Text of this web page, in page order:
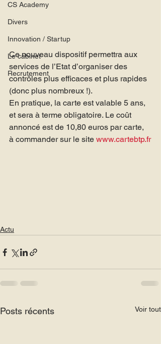
CS Academy
Divers
Innovation / Startup
Le cabinet
Recrutement
Ce nouveau dispositif permettra aux
services de l’Etat d’organiser des
contrôles plus efficaces et plus rapides
(donc plus nombreux !).
En pratique, la carte est valable 5 ans,
et sera à terme obligatoire. Le coût
annoncé est de 10,80 euros par carte,
à commander sur le site www.cartebtp.fr
Actu
Posts récents Voir tout